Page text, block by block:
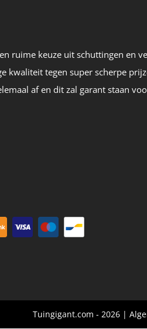
ruime keuze uit schuttingen en
kwaliteit tegen super scherpe
af en dit zal garant staan
Tuingigant.com - 2026 |